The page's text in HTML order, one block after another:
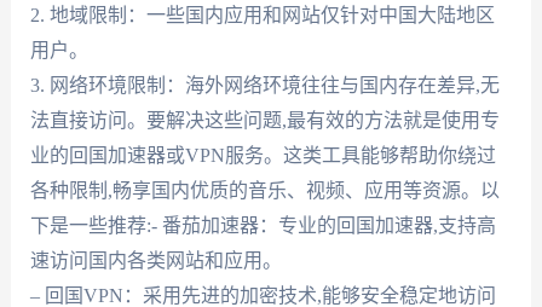
2. 地域限制：一些国内应用和网站仅针对中国大陆地区
用户。
3. 网络环境限制：海外网络环境往往与国内存在差异,无
法直接访问。要解决这些问题,最有效的方法就是使用专
业的回国加速器或VPN服务。这类工具能够帮助你绕过
各种限制,畅享国内优质的音乐、视频、应用等资源。以
下是一些推荐:- 番茄加速器：专业的回国加速器,支持高
速访问国内各类网站和应用。
– 回国VPN：采用先进的加密技术,能够安全稳定地访问